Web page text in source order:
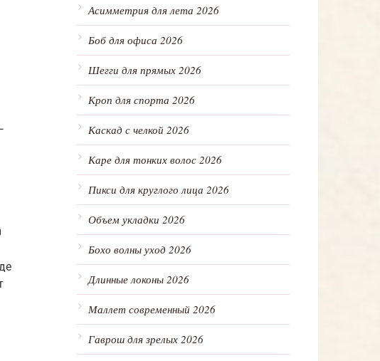
Асимметрия для лета 2026
Боб для офиса 2026
Шегги для прямых 2026
Кроп для спорта 2026
Каскад с челкой 2026
Каре для тонких волос 2026
Пикси для круглого лица 2026
Объем укладки 2026
Бохо волны уход 2026
Длинные локоны 2026
Маллет современный 2026
Гаврош для зрелых 2026